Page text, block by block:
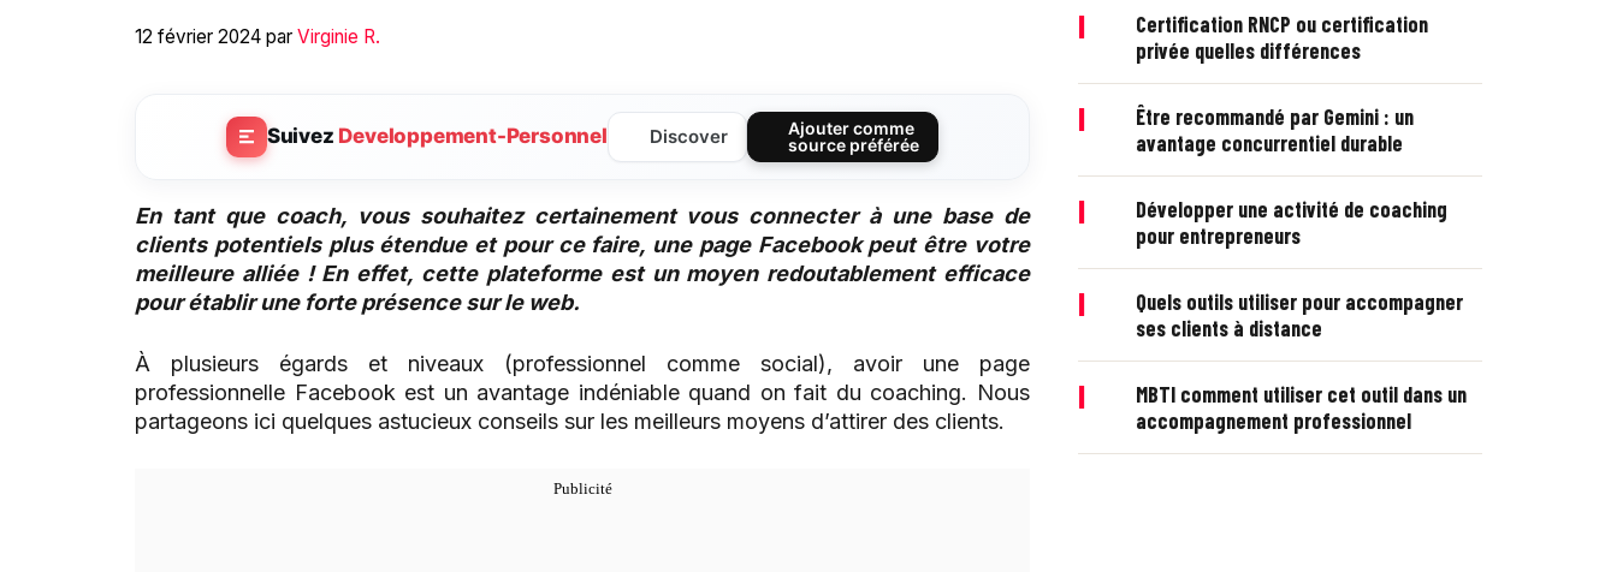
12 février 2024 par Virginie R.
Suivez Developpement-Personnel Discover
Ajouter comme
source préférée
En tant que coach, vous souhaitez certainement vous connecter à une base de
clients potentiels plus étendue et pour ce faire, une page Facebook peut être votre
meilleure alliée ! En effet, cette plateforme est un moyen redoutablement efficace
pour établir une forte présence sur le web.
À plusieurs égards et niveaux (professionnel comme social), avoir une page
professionnelle Facebook est un avantage indéniable quand on fait du coaching. Nous
partageons ici quelques astucieux conseils sur les meilleurs moyens d’attirer des clients.
|
Certification RNCP ou certification
privée quelles différences
|
Être recommandé par Gemini : un
avantage concurrentiel durable
|
Développer une activité de coaching
pour entrepreneurs
|
Quels outils utiliser pour accompagner
ses clients à distance
|
MBTI comment utiliser cet outil dans un
accompagnement professionnel